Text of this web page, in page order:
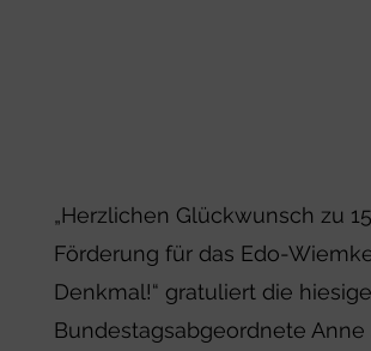
„Herzlichen Glückwunsch zu
Förderung für das Edo-
Denkmal!“ gratuliert die
Bundestagsabgeordnete Anne